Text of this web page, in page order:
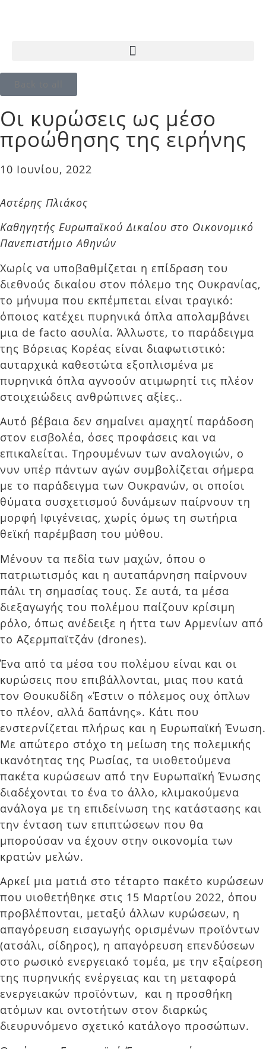
Οι κυρώσεις ως μέσο
προώθησης της ειρήνης
10 Ιουνίου, 2022
Αστέρης Πλιάκος
Καθηγητής Ευρωπαϊκού Δικαίου στο Οικονομικό
Πανεπιστήμιο Αθηνών
Χωρίς να υποβαθμίζεται η επίδραση του
διεθνούς δικαίου στον πόλεμο της Ουκρανίας,
το μήνυμα που εκπέμπεται είναι τραγικό:
όποιος κατέχει πυρηνικά όπλα απολαμβάνει
μια de facto ασυλία. Άλλωστε, το παράδειγμα
της Βόρειας Κορέας είναι διαφωτιστικό:
αυταρχικά καθεστώτα εξοπλισμένα με
πυρηνικά όπλα αγνοούν ατιμωρητί τις πλέον
στοιχειώδεις ανθρώπινες αξίες..
Αυτό βέβαια δεν σημαίνει αμαχητί παράδοση
στον εισβολέα, όσες προφάσεις και να
επικαλείται. Τηρουμένων των αναλογιών, ο
νυν υπέρ πάντων αγών συμβολίζεται σήμερα
με το παράδειγμα των Ουκρανών, οι οποίοι
θύματα συσχετισμού δυνάμεων παίρνουν τη
μορφή Ιφιγένειας, χωρίς όμως τη σωτήρια
θεϊκή παρέμβαση του μύθου.
Μένουν τα πεδία των μαχών, όπου ο
πατριωτισμός και η αυταπάρνηση παίρνουν
πάλι τη σημασίας τους. Σε αυτά, τα μέσα
διεξαγωγής του πολέμου παίζουν κρίσιμη
ρόλο, όπως ανέδειξε η ήττα των Αρμενίων από
το Αζερμπαϊτζάν (drones).
Ένα από τα μέσα του πολέμου είναι και οι
κυρώσεις που επιβάλλονται, μιας που κατά
τον Θουκυδίδη «Έστιν ο πόλεμος ουχ όπλων
το πλέον, αλλά δαπάνης». Κάτι που
ενστερνίζεται πλήρως και η Ευρωπαϊκή Ένωση.
Με απώτερο στόχο τη μείωση της πολεμικής
ικανότητας της Ρωσίας, τα υιοθετούμενα
πακέτα κυρώσεων από την Ευρωπαϊκή Ένωσης
διαδέχονται το ένα το άλλο, κλιμακούμενα
ανάλογα με τη επιδείνωση της κατάστασης και
την ένταση των επιπτώσεων που θα
μπορούσαν να έχουν στην οικονομία των
κρατών μελών.
Αρκεί μια ματιά στο τέταρτο πακέτο κυρώσεων
που υιοθετήθηκε στις 15 Μαρτίου 2022, όπου
προβλέπονται, μεταξύ άλλων κυρώσεων, η
απαγόρευση εισαγωγής ορισμένων προϊόντων
(ατσάλι, σίδηρος), η απαγόρευση επενδύσεων
στο ρωσικό ενεργειακό τομέα, με την εξαίρεση
της πυρηνικής ενέργειας και τη μεταφορά
ενεργειακών προϊόντων, και η προσθήκη
ατόμων και οντοτήτων στον διαρκώς
διευρυνόμενο σχετικό κατάλογο προσώπων.